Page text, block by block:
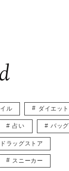
ル ダイエット
占い バッグ
ドラッグストア
スニーカー